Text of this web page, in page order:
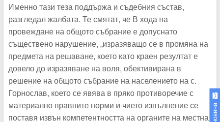
Именно тази теза поддържа и съдебния състав,
разгледал жалбата. Те смятат, че В хода на
провеждане на общото събрание е допуснато
съществено нарушение, „изразяващо се в промяна на
предмета на решаване, което като краен резултат е
довело до изразяване на воля, обективирана в
решение на общото събрание на населението на с.
Горнослав, което се явява в пряко противоречие с
материално правните норми и чието изпълнение се
поставя извън компетентността на органите на местна